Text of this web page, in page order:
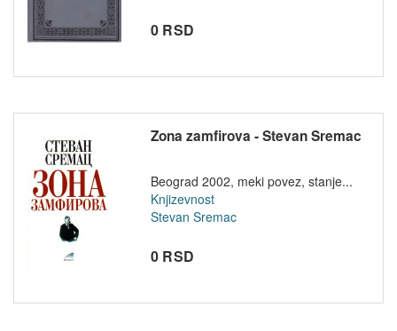
0 RSD
Zona zamfirova - Stevan Sremac
Beograd 2002, meki povez, stanje...
Knjizevnost
Stevan Sremac
0 RSD